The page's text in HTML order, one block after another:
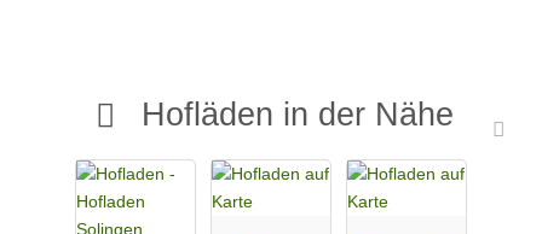
Hofläden in der Nähe